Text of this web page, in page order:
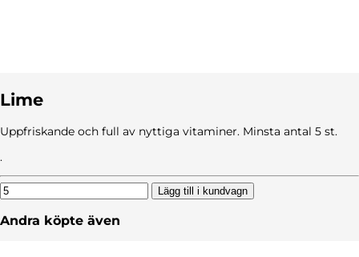
Lime
Uppfriskande och full av nyttiga vitaminer. Minsta antal 5 st.
.
Lägg till i kundvagn
Andra köpte även